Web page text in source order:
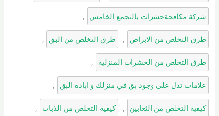
شركة مكافحةحشرات بالتجمع الخامس ,
طرق التخلص من الابراص , طرق التخلص من البق ,
طرق التخلص من الحشرات المنزلية ,
علامات تدل على وجود بق في منزلك و اباده البق ,
كيفية التخلص من الثعابين , كيفية التخلص من الذباب ,